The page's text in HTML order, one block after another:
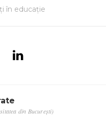
în educație
din București)